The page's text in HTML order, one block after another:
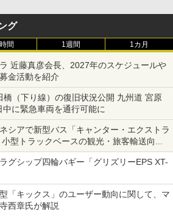
グ
間 1週間 1カ月
近藤真彦会長、2027年のスケジュールや
金活動を紹介
橋（下り線）の復旧状況公開 九州道 宮原
に緊急車両を通行可能に
シアで新型バス「キャンター・エクストラ
型トラックベースの観光・旅客輸送向け
グシップ四輪バギー「グリズリーEPS XT-
「キックス」のユーザー動向に関して、マ
西章氏が解説